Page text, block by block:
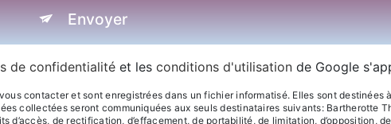
Envoyer
de confidentialité et les conditions d'utilisation de Google
contacter et sont enregistrées dans un fichier informatisé. Elles sont destinées
collectées seront communiquées aux seuls destinataires suivants: Bartherotte
de rectification, d’effacement, de portabilité, de limitation, d’opposition,